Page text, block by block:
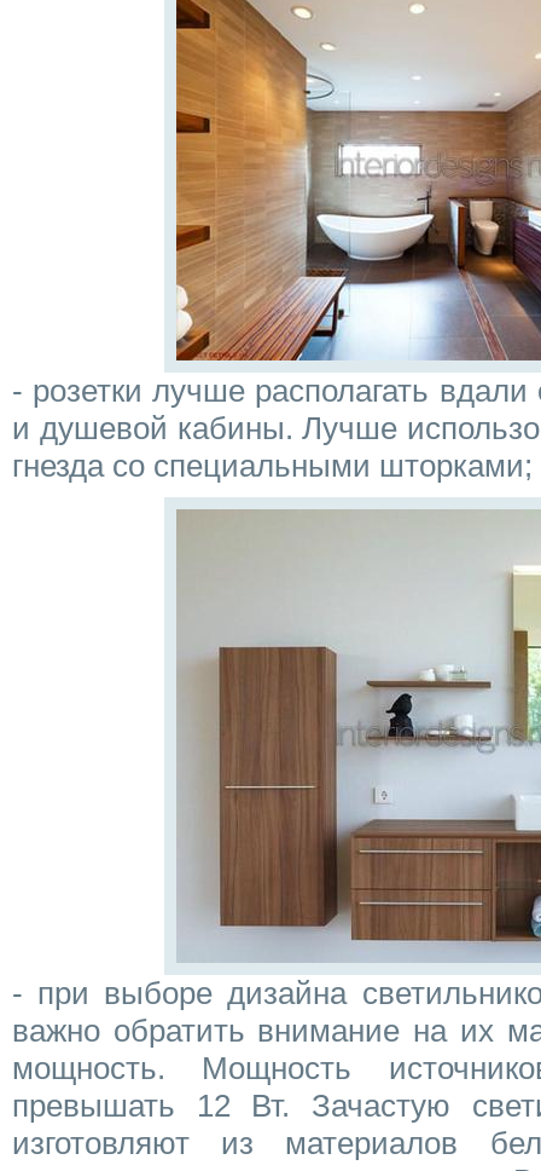
- розетки лучше располагать
и душевой кабины. Лучше
гнезда со специальными шторками;
- при выборе дизайна
важно обратить внимание на их
мощность. Мощность
превышать 12 Вт. Зачастую
изготовляют из материалов